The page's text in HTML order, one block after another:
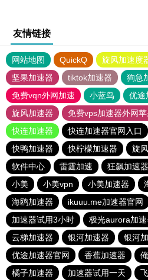
友情链接
网站地图 QuickQ 旋风加速度
坚果加速器
tiktok加速器
狗急
免费vqn外网加速
小蓝鸟 优途
旋风加速器
免费vps加速器外网
快连加速器
快连加速器官网入口
快鸭加速器
快柠檬加速器 旋
软件中心
雷霆加速 狂飙加速器
小美
小美vpn 小美加速器
海鸥加速器
ikuuu.me加速器官网
加速器试用3小时
极光aurora加速
云梯加速器
银河加速器 银河
优途加速器官网
香蕉加速器
橘子加速器
加速器试用一天